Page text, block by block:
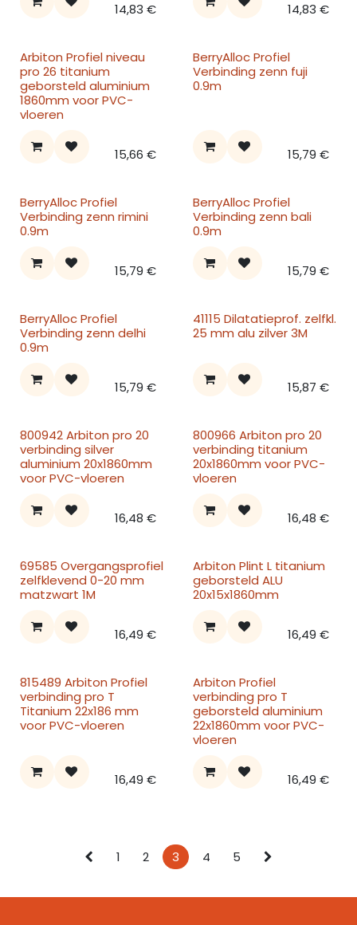
14,83 € 14,83 €
Arbiton Profiel niveau
pro 26 titanium
geborsteld aluminium
1860mm voor PVC-
vloeren
15,66 €
BerryAlloc Profiel
Verbinding zenn fuji
0.9m
15,79 €
BerryAlloc Profiel
Verbinding zenn rimini
0.9m
15,79 €
BerryAlloc Profiel
Verbinding zenn bali
0.9m
15,79 €
BerryAlloc Profiel
Verbinding zenn delhi
0.9m
15,79 €
41115 Dilatatieprof. zelfkl.
25 mm alu zilver 3M
15,87 €
800942 Arbiton pro 20
verbinding silver
aluminium 20x1860mm
voor PVC-vloeren
16,48 €
800966 Arbiton pro 20
verbinding titanium
20x1860mm voor PVC-
vloeren
16,48 €
69585 Overgangsprofiel
zelfklevend 0-20 mm
matzwart 1M
16,49 €
Arbiton Plint L titanium
geborsteld ALU
20x15x1860mm
16,49 €
815489 Arbiton Profiel
verbinding pro T
Titanium 22x186 mm
voor PVC-vloeren
16,49 €
Arbiton Profiel
verbinding pro T
geborsteld aluminium
22x1860mm voor PVC-
vloeren
16,49 €
1 2 3 4 5